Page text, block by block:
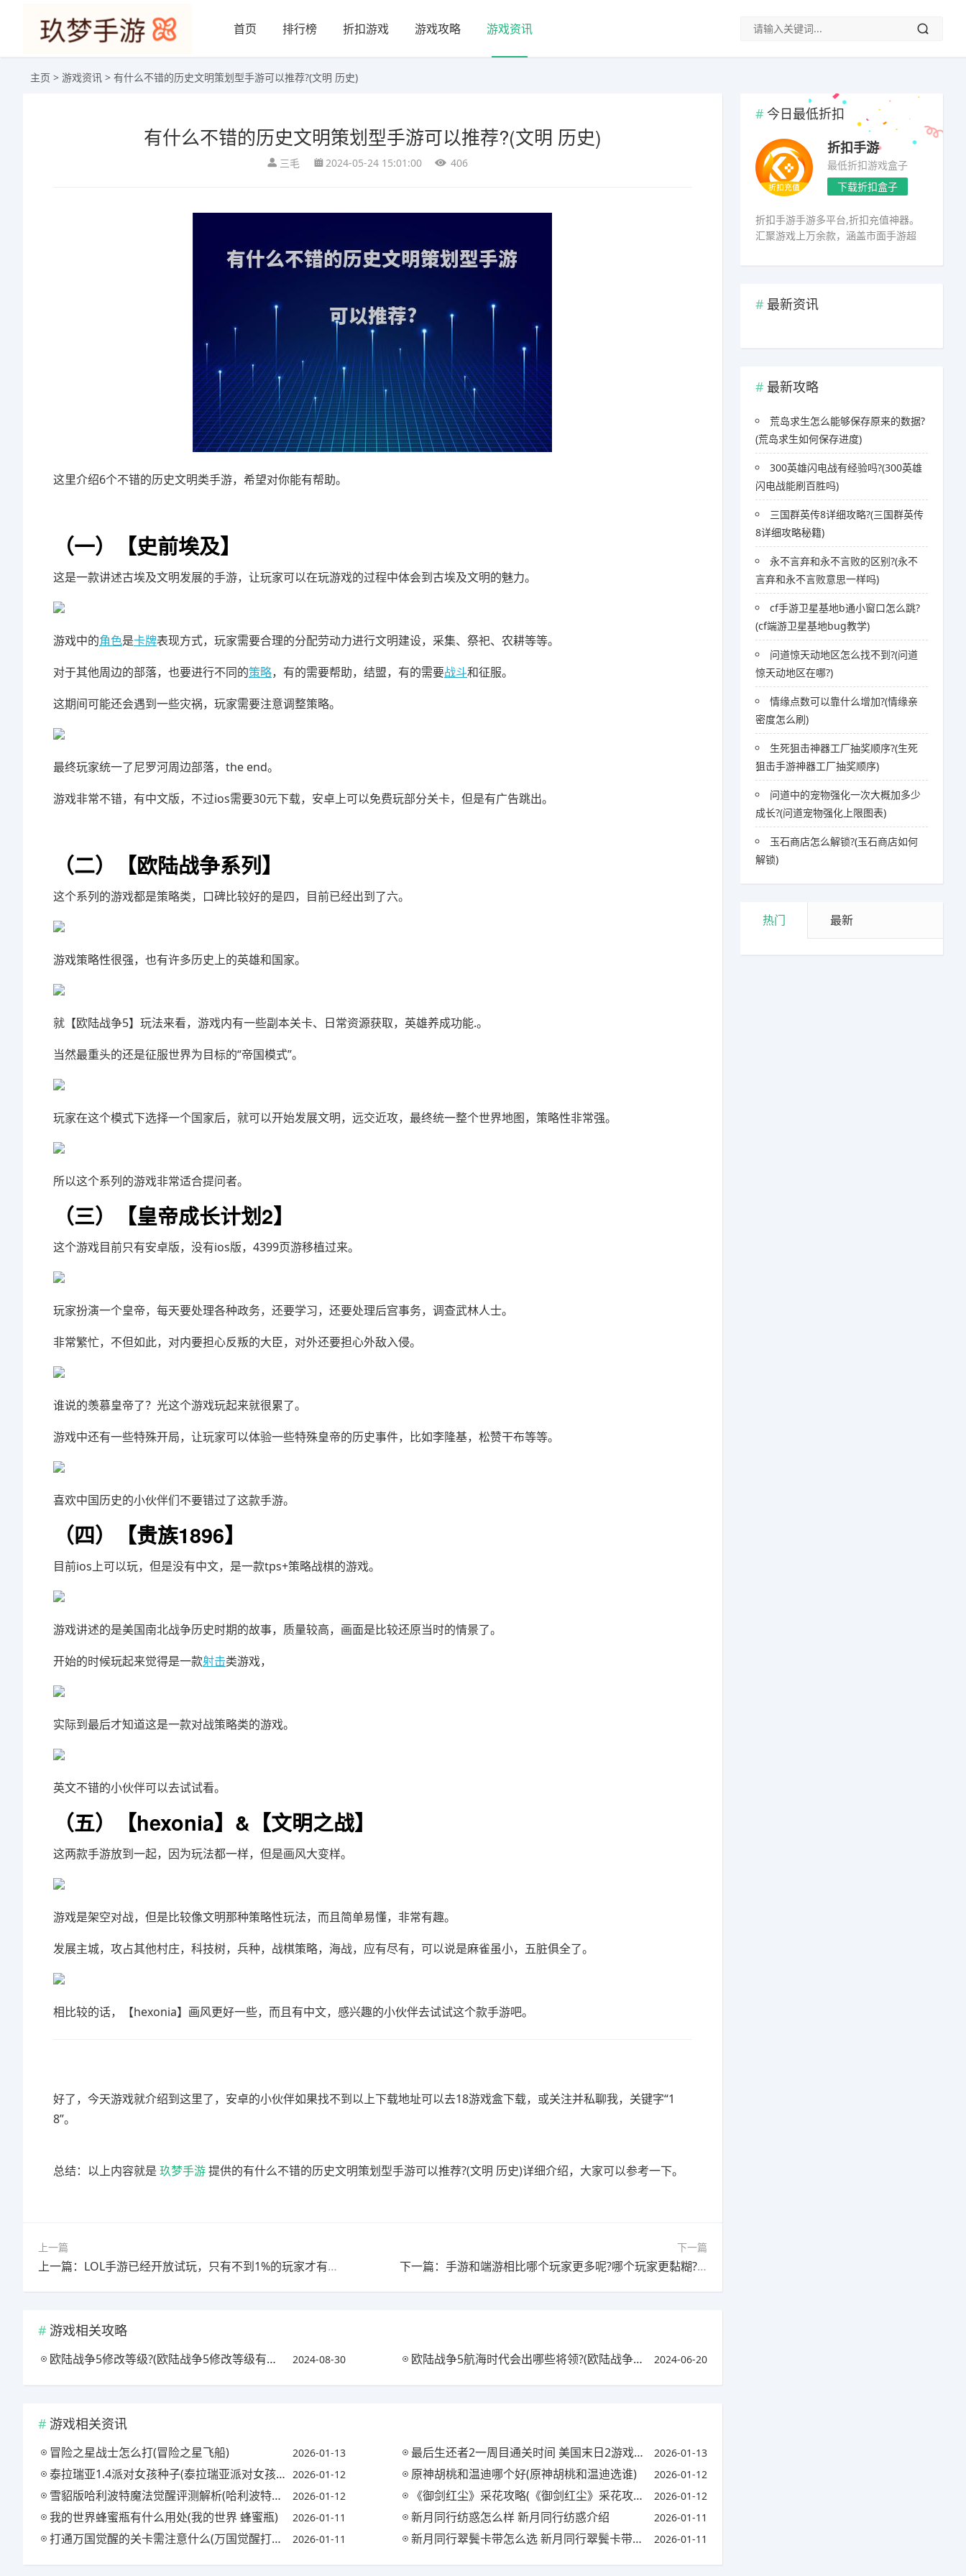
首页 排行榜 折扣游戏 游戏攻略 游戏资讯
主页 > 游戏资讯 > 有什么不错的历史文明策划型手游可以推荐?(文明 历史)
有什么不错的历史文明策划型手游可以推荐?(文明 历史)
三毛 2024-05-24 15:01:00 406
这里介绍6个不错的历史文明类手游，希望对你能有帮助。
（一）【史前埃及】
这是一款讲述古埃及文明发展的手游，让玩家可以在玩游戏的过程中体会到古埃及文明的魅力。
游戏中的角色是卡牌表现方式，玩家需要合理的分配劳动力进行文明建设，采集、祭祀、农耕等等。
对于其他周边的部落，也要进行不同的策略，有的需要帮助，结盟，有的需要战斗和征服。
这期间可能还会遇到一些灾祸，玩家需要注意调整策略。
最终玩家统一了尼罗河周边部落，the end。
游戏非常不错，有中文版，不过ios需要30元下载，安卓上可以免费玩部分关卡，但是有广告跳出。
（二）【欧陆战争系列】
这个系列的游戏都是策略类，口碑比较好的是四，目前已经出到了六。
游戏策略性很强，也有许多历史上的英雄和国家。
就【欧陆战争5】玩法来看，游戏内有一些副本关卡、日常资源获取，英雄养成功能.。
当然最重头的还是征服世界为目标的“帝国模式”。
玩家在这个模式下选择一个国家后，就可以开始发展文明，远交近攻，最终统一整个世界地图，策略性非常强。
所以这个系列的游戏非常适合提问者。
（三）【皇帝成长计划2】
这个游戏目前只有安卓版，没有ios版，4399页游移植过来。
玩家扮演一个皇帝，每天要处理各种政务，还要学习，还要处理后宫事务，调查武林人士。
非常繁忙，不但如此，对内要担心反叛的大臣，对外还要担心外敌入侵。
谁说的羡慕皇帝了？光这个游戏玩起来就很累了。
游戏中还有一些特殊开局，让玩家可以体验一些特殊皇帝的历史事件，比如李隆基，松赞干布等等。
喜欢中国历史的小伙伴们不要错过了这款手游。
（四）【贵族1896】
目前ios上可以玩，但是没有中文，是一款tps+策略战棋的游戏。
游戏讲述的是美国南北战争历史时期的故事，质量较高，画面是比较还原当时的情景了。
开始的时候玩起来觉得是一款射击类游戏，
实际到最后才知道这是一款对战策略类的游戏。
英文不错的小伙伴可以去试试看。
（五）【hexonia】&【文明之战】
这两款手游放到一起，因为玩法都一样，但是画风大变样。
游戏是架空对战，但是比较像文明那种策略性玩法，而且简单易懂，非常有趣。
发展主城，攻占其他村庄，科技树，兵种，战棋策略，海战，应有尽有，可以说是麻雀虽小，五脏俱全了。
相比较的话，【hexonia】画风更好一些，而且有中文，感兴趣的小伙伴去试试这个款手游吧。
好了，今天游戏就介绍到这里了，安卓的小伙伴如果找不到以上下载地址可以去18游戏盒下载，或关注并私聊我，关键字“1
8”。
总结：以上内容就是 玖梦手游提供的有什么不错的历史文明策划型手游可以推荐?(文明 历史)详细介绍，大家可以参考一下。
上一篇
上一篇：LOL手游已经开放试玩，只有不到1%的玩家才有资格试玩，玩家表示太难了，你怎么看?
下一篇
下一篇：手游和端游相比哪个玩家更多呢?哪个玩家更黏糊?(手游和端游哪个更好玩)
游戏相关攻略
欧陆战争5修改等级?(欧陆战争5修改等级有什么用) 2024-08-30 欧陆战争5航海时代会出哪些将领?(欧陆战争5航海时代会出哪些将领技能) 2024-06-20
游戏相关资讯
冒险之星战士怎么打(冒险之星飞船) 2026-01-13 最后生还者2一周目通关时间 美国末日2游戏时长是多少(最后生还者2一周目多久) 2026-01-13
泰拉瑞亚1.4派对女孩种子(泰拉瑞亚派对女孩原型) 2026-01-12 原神胡桃和温迪哪个好(原神胡桃和温迪选谁) 2026-01-12
雪貂版哈利波特魔法觉醒评测解析(哈利波特魔法觉醒雪球) 2026-01-12 《御剑红尘》采花攻略(《御剑红尘》采花攻略视频) 2026-01-12
我的世界蜂蜜瓶有什么用处(我的世界 蜂蜜瓶) 2026-01-11 新月同行纺惑怎么样 新月同行纺惑介绍 2026-01-11
打通万国觉醒的关卡需注意什么(万国觉醒打关卡有什么用) 2026-01-11 新月同行翠鬓卡带怎么选 新月同行翠鬓卡带选择推荐 2026-01-11
今日最低折扣
折扣手游
最低折扣游戏盒子
下载折扣盒子
折扣手游手游多平台,折扣充值神器。
汇聚游戏上万余款，涵盖市面手游超
最新资讯
最新攻略
荒岛求生怎么能够保存原来的数据?
(荒岛求生如何保存进度)
300英雄闪电战有经验吗?(300英雄
闪电战能刷百胜吗)
三国群英传8详细攻略?(三国群英传
8详细攻略秘籍)
永不言弃和永不言败的区别?(永不
言弃和永不言败意思一样吗)
cf手游卫星基地b通小窗口怎么跳?
(cf端游卫星基地bug教学)
问道惊天动地区怎么找不到?(问道
惊天动地区在哪?)
情缘点数可以靠什么增加?(情缘亲
密度怎么刷)
生死狙击神器工厂抽奖顺序?(生死
狙击手游神器工厂抽奖顺序)
问道中的宠物强化一次大概加多少
成长?(问道宠物强化上限图表)
玉石商店怎么解锁?(玉石商店如何
解锁)
热门 最新